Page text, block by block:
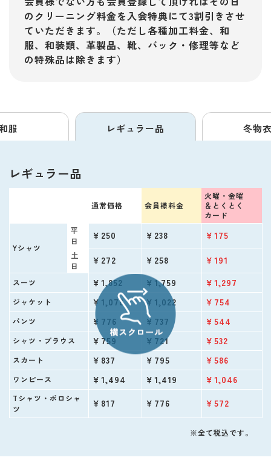
のクリーニング料金を入会特典にて3割引きさせ
ていただきます。（ただし各種加工料金、和
服、和装類、革製品、靴、バック・修理等など
の特殊品は除きます）
服 レギュラー品 冬物
レギュラー品
通常価格 会員様料金
火曜・金曜
＆ とくとく
カード
Yシャツ
平
日
￥250 ￥238 ￥175
土
日
￥272 ￥258 ￥191
スーツ ￥1,852 ￥1,759 ￥1,297
ジャケット ￥1,076 ￥1,022 ￥754
パンツ ￥776 ￥737 ￥544
シャツ・ブラウス ￥759 ￥721 ￥532
スカート ￥837 ￥795 ￥586
ワンピース ￥1,494 ￥1,419 ￥1,046
Tシャツ・ポロシャ
ツ
￥817 ￥776 ￥572
※全て税込です。